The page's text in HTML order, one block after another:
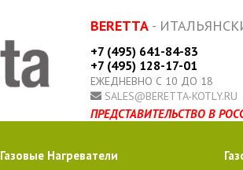
BERETTA-
+7 (495) 641-84-83
+7 (495) 128-17-01
ЕЖЕДНЕВНО С 10 ДО 18
SALES@BERETTA-KOTLY.RU
ПРЕДСТАВИТЕЛЬСТВО В
Газовые Нагреватели